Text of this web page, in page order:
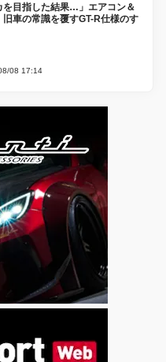
を目指した結果…」エアコン＆
車の常識を覆すGT-R仕様のす
08 17:14